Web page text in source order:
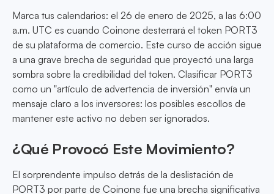
Marca tus calendarios: el 26 de enero de 2025, a las 6:00
a.m. UTC es cuando Coinone desterrará el token PORT3
de su plataforma de comercio. Este curso de acción sigue
a una grave brecha de seguridad que proyectó una larga
sombra sobre la credibilidad del token. Clasificar PORT3
como un "artículo de advertencia de inversión" envía un
mensaje claro a los inversores: los posibles escollos de
mantener este activo no deben ser ignorados.
¿Qué Provocó Este Movimiento?
El sorprendente impulso detrás de la deslistación de
PORT3 por parte de Coinone fue una brecha significativa